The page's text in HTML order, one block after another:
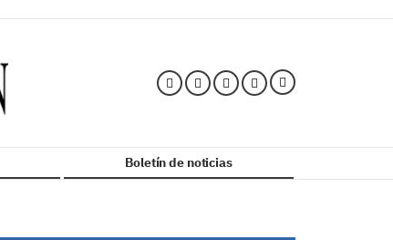
Boletín de noticias